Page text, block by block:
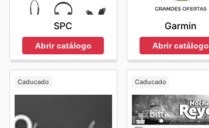
SPC
Abrir catálogo
Garmin
Abrir catálogo
Caducado Caducado